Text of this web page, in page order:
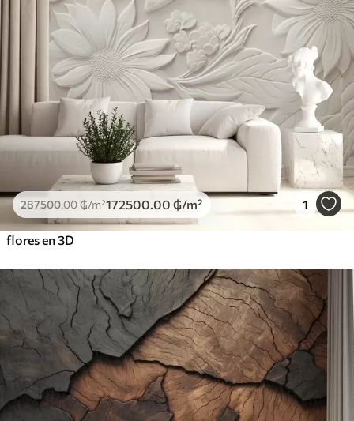
287500.00₲/m²172500 .00 ₲/m² 1
flores en 3D